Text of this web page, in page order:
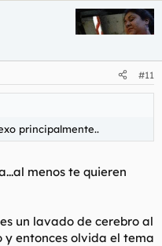
#11
principalmente..
menos te quieren
un lavado de cerebro al
entonces olvida el tema